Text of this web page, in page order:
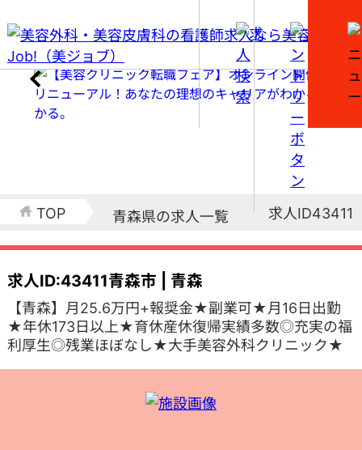
TOP 青森県の求人一覧 求人ID43411
求人ID:43411青森市 | 青森
【青森】月25.6万円+報奨金★副業可★月16日出勤
★年休173日以上★育休産休復帰実績多数◎充実の福
利厚生◎残業ほぼなし★大手美容外科クリニック★